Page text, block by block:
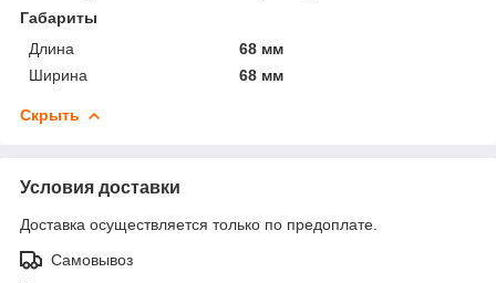
Габариты
Длина
68 мм
Ширина
68 мм
Скрыть
Условия доставки
Доставка осуществляется только по предоплате.
Самовывоз